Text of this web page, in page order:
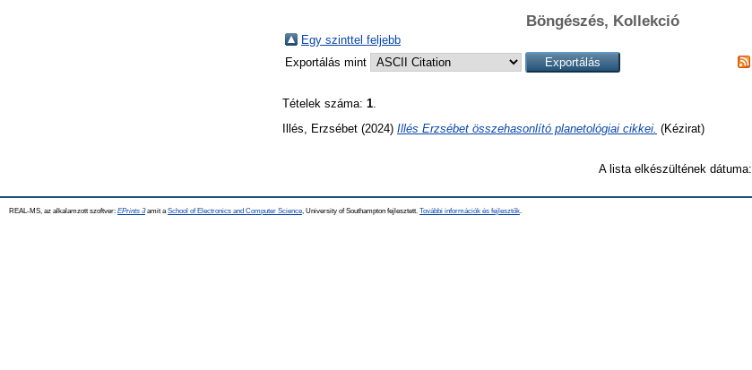
Böngészés, Kollekció
Egy szinttel feljebb
Exportálás mint
Tételek száma: 1
Illés, Erzsébet (2024) Illés Erzsébet összehasonlító planetológiai cikkei. (Kézirat)
A lista elkészültének dátuma:
REAL-MS, az alkalamzott szoftver: EPrints 3amit a School of Electronics and Computer Science , University of Southampton fejlesztett. További információk és fejlesztők